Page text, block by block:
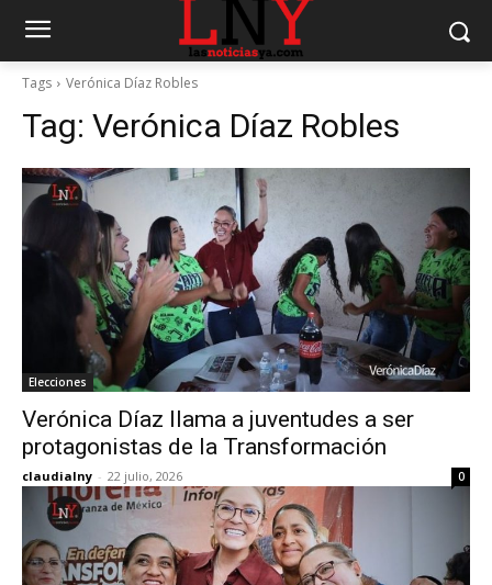
Tags Verónica Díaz Robles
Tag: Verónica Díaz Robles
Elecciones
Verónica Díaz llama a juventudes a ser
protagonistas de la Transformación
claudialny - 22 julio, 2026 0